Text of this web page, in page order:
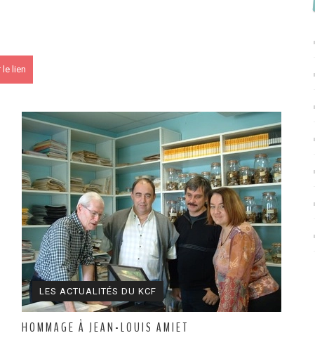
! En savoir +
KCF NordEn savoir +
: Congrès de la SKS 2026
le lien
LES ACTUALITÉS DU KCF
HOMMAGE À JEAN-LOUIS AMIET